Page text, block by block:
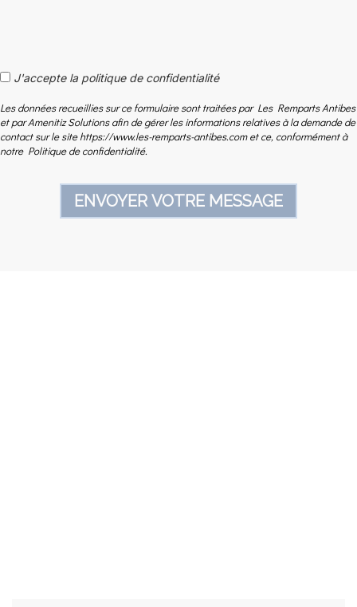
J'accepte la politique de confidentialité
Les données recueillies sur ce formulaire sont traitées par Les Remparts Antibes
et par Amenitiz Solutions afin de gérer les informations relatives à la demande de
contact sur le site https://www.les-remparts-antibes.com et ce, conformément à
notre Politique de confidentialité.